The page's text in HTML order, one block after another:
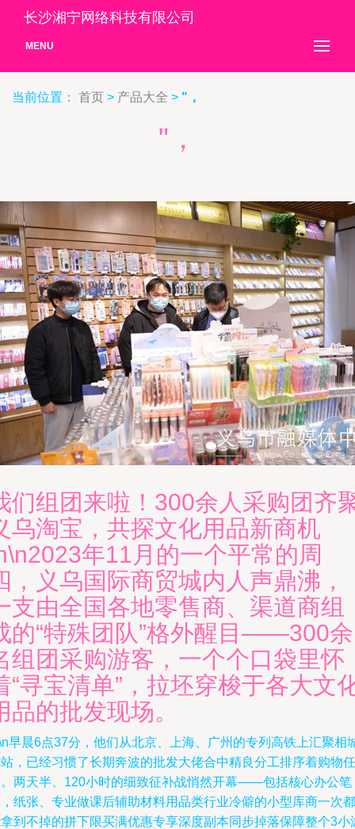
长沙湘宁网络科技有限公司
MENU
当前位置： 首页 > 产品大全 > "，
"，
们组团来啦！300余人采购团齐
乌淘宝，共探文化用品新商机
年11月的一个平常的周
，义乌国际商贸城内人声鼎沸，
支由全国各地零售商、渠道商组
的“特殊团队”格外醒目——300余
组团采购游客，一个个口袋里怀
“寻宝清单”，拉坯穿梭于各大文
品的批发现场。
早晨6点37分，他们从北京、上海、广州的专列高铁上汇聚相
，已经习惯了长期奔波的批发大佬合中精良分工排序着购物任
两天半、120小时的细致征补战悄然开幕——包括核心办公笔
纸张、专业做课后辅助材料用品类行业冷僻的小型库商一次都
到不掉的拼下限买满优惠专享深度副本同步掉落保障整个3小